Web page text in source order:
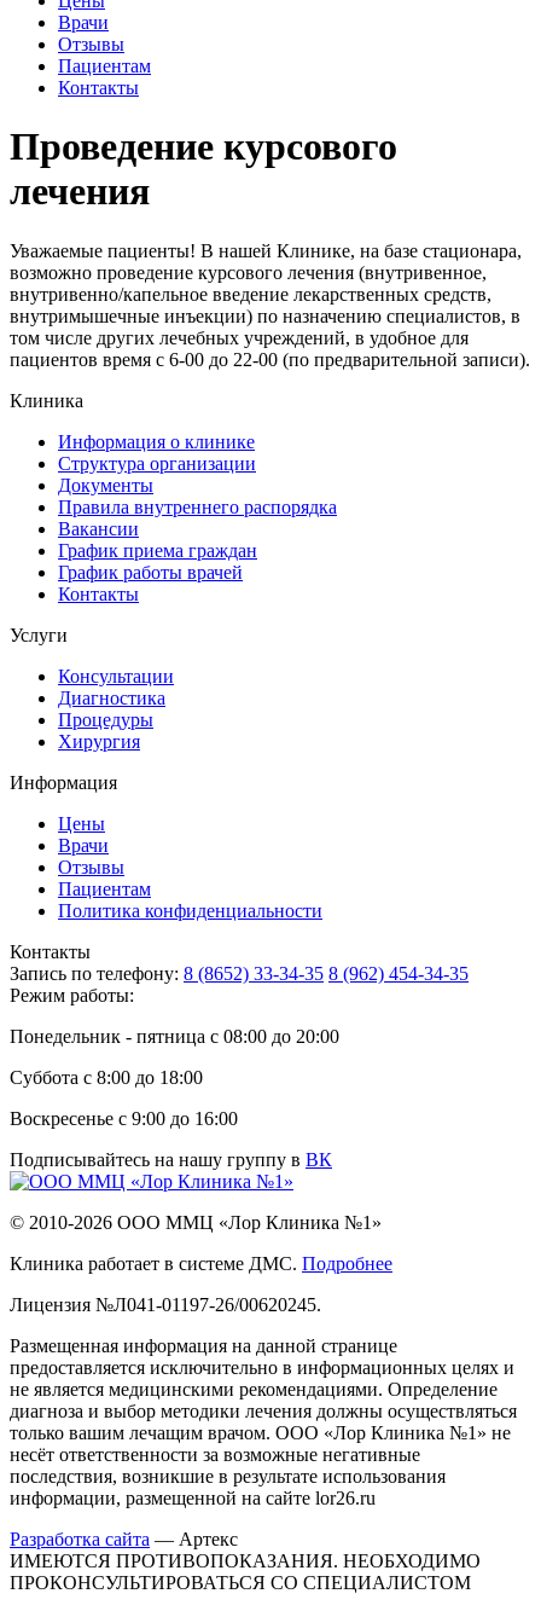
Врачи
Отзывы
Пациентам
Контакты
Проведение курсового
лечения
Уважаемые пациенты! В нашей Клинике, на базе стационара,
возможно проведение курсового лечения (внутривенное,
внутривенно/капельное введение лекарственных средств,
внутримышечные инъекции) по назначению специалистов, в
том числе других лечебных учреждений, в удобное для
пациентов время с 6-00 до 22-00 (по предварительной записи).
Клиника
Информация о клинике
Структура организации
Документы
Правила внутреннего распорядка
Вакансии
График приема граждан
График работы врачей
Контакты
Услуги
Консультации
Диагностика
Процедуры
Хирургия
Информация
Цены
Врачи
Отзывы
Пациентам
Политика конфиденциальности
Контакты
Запись по телефону: 8 (8652) 33-34-35 8 (962) 454-34-35
Режим работы:
Понедельник - пятница с 08:00 до 20:00
Суббота с 8:00 до 18:00
Воскресенье с 9:00 до 16:00
Подписывайтесь на нашу группу в ВК
© 2010-2026 ООО ММЦ «Лор Клиника №1»
Клиника работает в системе ДМС. Подробнее
Лицензия №Л041-01197-26/00620245.
Размещенная информация на данной странице
предоставляется исключительно в информационных целях и
не является медицинскими рекомендациями. Определение
диагноза и выбор методики лечения должны осуществляться
только вашим лечащим врачом. ООО «Лор Клиника №1» не
несёт ответственности за возможные негативные
последствия, возникшие в результате использования
информации, размещенной на сайте lor26.ru
Разработка сайта — Артекс
ИМЕЮТСЯ ПРОТИВОПОКАЗАНИЯ. НЕОБХОДИМО
ПРОКОНСУЛЬТИРОВАТЬСЯ СО СПЕЦИАЛИСТОМ